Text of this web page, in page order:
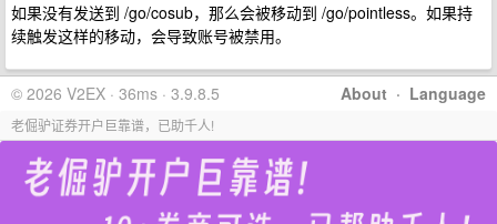
如果没有发送到 /go/cosub，那么会被移动到 /go/pointless。如果持
续触发这样的移动，会导致账号被禁用。
About · Language
© 2026 V2EX · 36ms · 3.9.8.5
老倔驴证券开户巨靠谱，已助千人!